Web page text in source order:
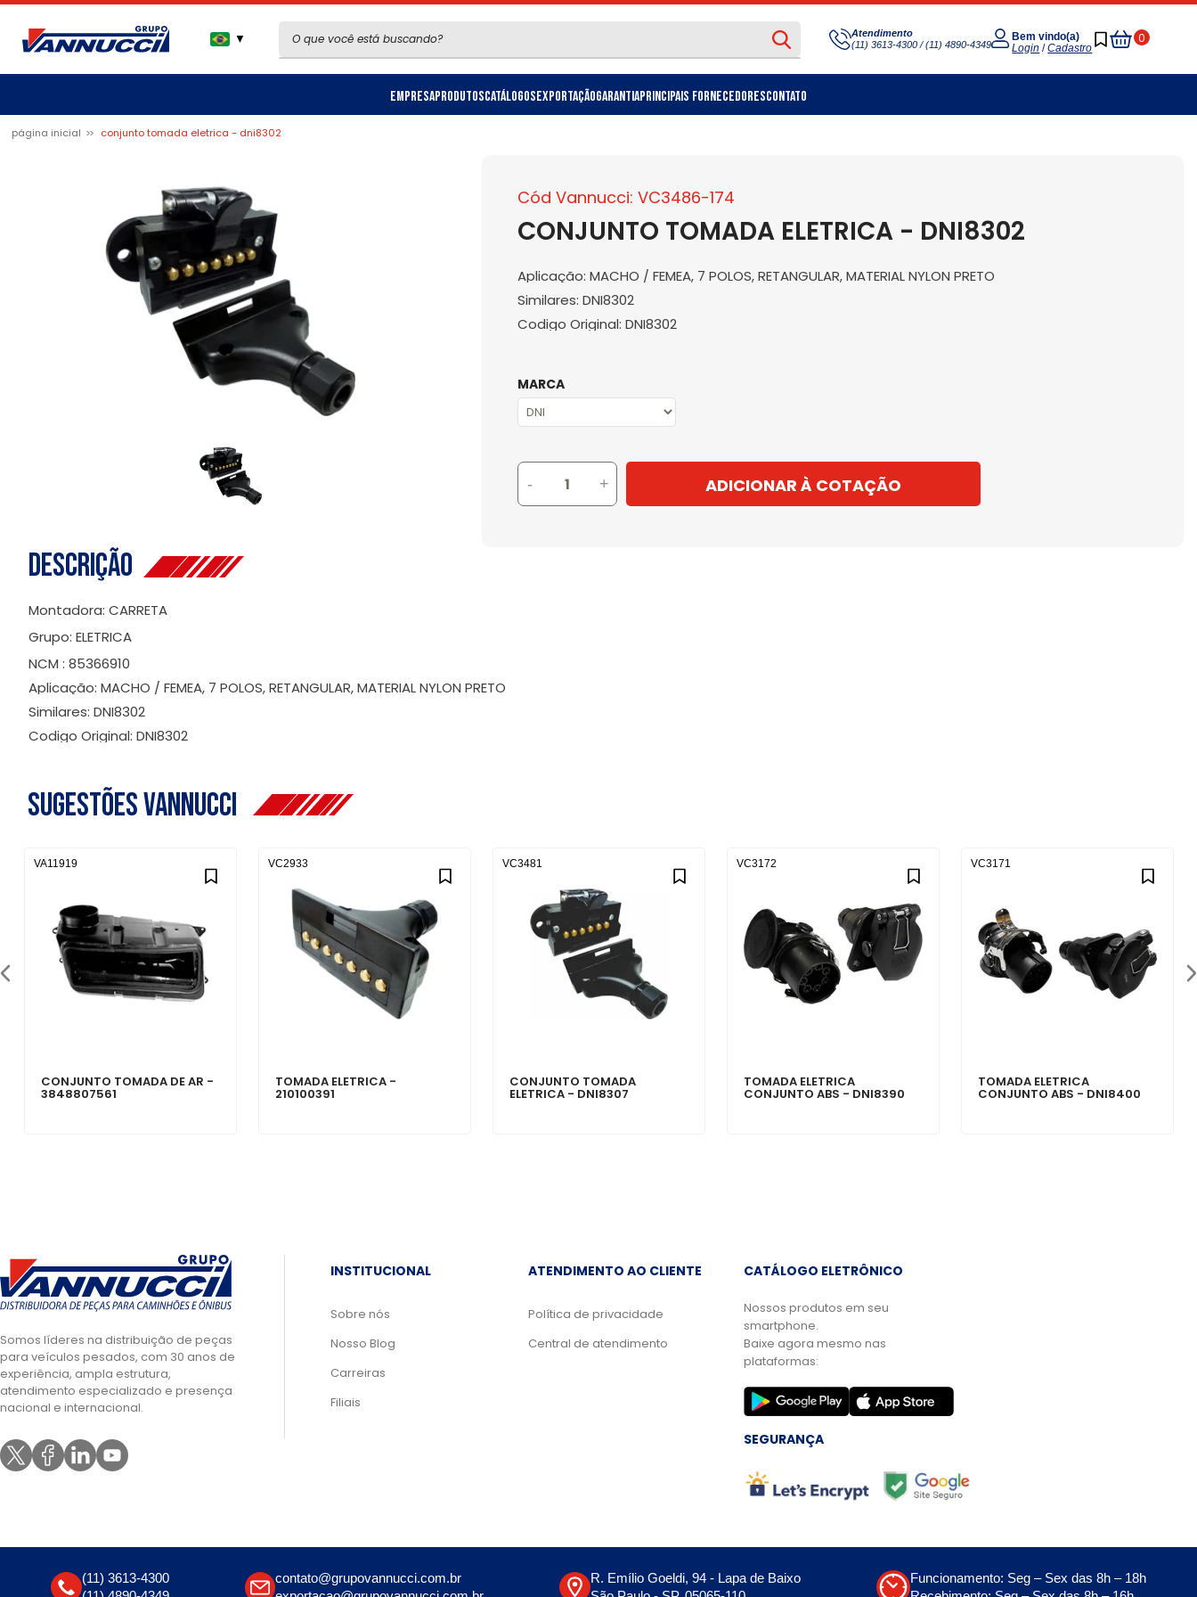
▼
Atendimento
(11) 3613-4300 / (11) 4890-4349
Bem vindo(a)
Login /Cadastro
0
Meu
Carrinho
EmpresaProdutosCatálogosExportaçãoGarantiaPrincipais FornecedoresContato
página inicial conjunto tomada eletrica - dni8302
Cód Vannucci: VC3486-174
CONJUNTO TOMADA ELETRICA - DNI8302
Aplicação: MACHO / FEMEA, 7 POLOS, RETANGULAR, MATERIAL NYLON PRETO
Similares: DNI8302
Codigo Original: DNI8302
MARCA
- + ADICIONAR À COTAÇÃO
Descrição
Montadora: CARRETA
Grupo: ELETRICA
NCM : 85366910
Aplicação: MACHO / FEMEA, 7 POLOS, RETANGULAR, MATERIAL NYLON PRETO
Similares: DNI8302
Codigo Original: DNI8302
Sugestões Vannucci
CONJUNTO TOMADA DE AR -
3848807561
VA11919
TOMADA ELETRICA -
210100391
VC2933
CONJUNTO TOMADA
ELETRICA - DNI8307
VC3481
TOMADA ELETRICA
CONJUNTO ABS - DNI8390
VC3172
TOMADA ELETRICA
CONJUNTO ABS - DNI8400
VC3171
Somos líderes na distribuição de peças
para veículos pesados, com 30 anos de
experiência, ampla estrutura,
atendimento especializado e presença
nacional e internacional.
INSTITUCIONAL
Sobre nós
Nosso Blog
Carreiras
Filiais
ATENDIMENTO AO CLIENTE
Política de privacidade
Central de atendimento
CATÁLOGO ELETRÔNICO
Nossos produtos em seu
smartphone.
Baixe agora mesmo nas
plataformas:
SEGURANÇA
(11) 3613-4300
contato@grupovannucci.com.br
R. Emílio Goeldi, 94 - Lapa de Baixo
Funcionamento: Seg – Sex das 8h – 18h